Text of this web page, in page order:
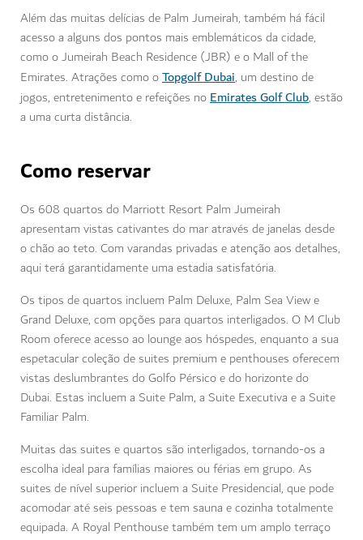
Além das muitas delícias de Palm Jumeirah, também há fácil
acesso a alguns dos pontos mais emblemáticos da cidade,
como o Jumeirah Beach Residence (JBR) e o Mall of the
Emirates. Atrações como oTopgolf Dubai, um destino de
jogos, entretenimento e refeições noEmirates Golf Club, estão
a uma curta distância.
Como reservar
Os 608 quartos do Marriott Resort Palm Jumeirah
apresentam vistas cativantes do mar através de janelas desde
o chão ao teto. Com varandas privadas e atenção aos detalhes,
aqui terá garantidamente uma estadia satisfatória.
Os tipos de quartos incluem Palm Deluxe, Palm Sea View e
Grand Deluxe, com opções para quartos interligados. O M Club
Room oferece acesso ao lounge aos hóspedes, enquanto a sua
espetacular coleção de suites premium e penthouses oferecem
vistas deslumbrantes do Golfo Pérsico e do horizonte do
Dubai. Estas incluem a Suite Palm, a Suite Executiva e a Suite
Familiar Palm.
Muitas das suites e quartos são interligados, tornando-os a
escolha ideal para famílias maiores ou férias em grupo. As
suites de nível superior incluem a Suite Presidencial, que pode
acomodar até seis pessoas e tem sauna e cozinha totalmente
equipada. A Royal Penthouse também tem um amplo terraço